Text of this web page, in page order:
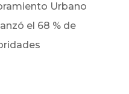
Urbano
el 68 % de